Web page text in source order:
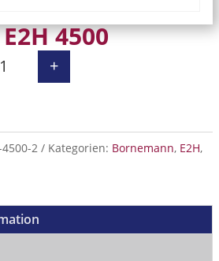
4500
O-Ring 221 E2H 4500 Menge
+
4500-2 Kategorien: Bornemann, E2H,